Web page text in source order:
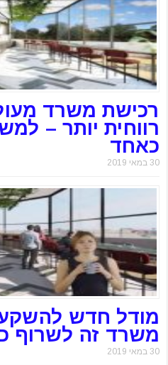
רכישת משרד
רווחית יותר –
כאחד
30 במאי 2019
מודל חדש
משרד זה לשרוף
30 במאי 2019